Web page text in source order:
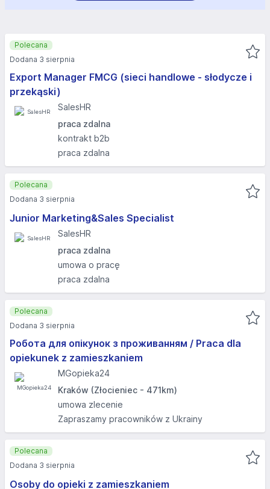
Export Manager FMCG (sieci handlowe - słodycze i
przekąski)
SalesHR
praca zdalna
kontrakt b2b
praca zdalna
Polecana
Dodana 3 sierpnia
Junior Marketing&Sales Specialist
SalesHR
praca zdalna
umowa o pracę
praca zdalna
Polecana
Dodana 3 sierpnia
Робота для опікунок з проживанням / Praca dla
opiekunek z zamieszkaniem
MGopieka24
Kraków (Złocieniec - 471km)
umowa zlecenie
Zapraszamy pracowników z Ukrainy
Polecana
Dodana 3 sierpnia
Osoby do opieki z zamieszkaniem
Polecana
Dodana 3 sierpnia